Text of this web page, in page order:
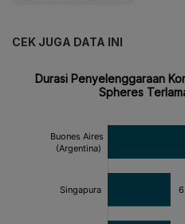
CEK JUGA DATA INI